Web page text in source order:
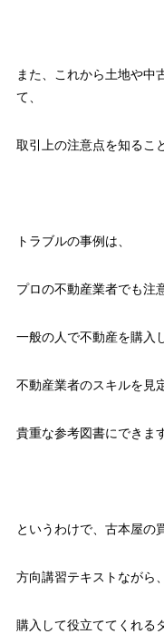
また、これから土地や中
て、
取引上の注意点を知るこ
トラブルの事例は、
プロの不動産業者でも注
一般の人で不動産を購入
不動産業者のスキルを見
貴重な参考図書にできま
というわけで、古本屋の
方向講習テキストながら、
購入して役立ててくれる